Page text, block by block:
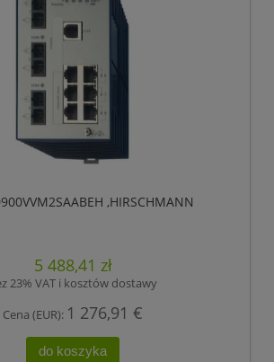
,HIRSCHMANN
5 488,41 zł
23% VAT i kosztów dostawy
Cena (EUR): 1 276,91 €
do koszyka